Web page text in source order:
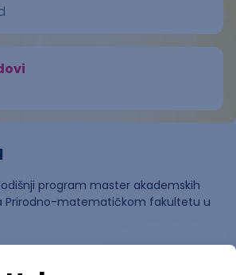
program master akademskih
Prirodno-matematičkom fakultetu u